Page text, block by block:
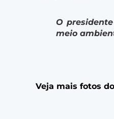
O
meio
Veja mais fotos